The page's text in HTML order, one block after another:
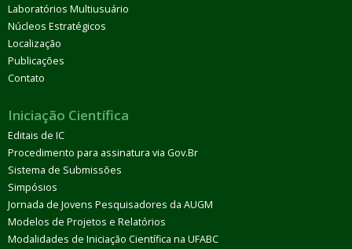
Laboratórios Multiusuário
Núcleos Estratégicos
Localização
Publicações
Contato
Iniciação Científica
Editais de IC
Procedimento para assinatura via Gov.Br
Sistema de Submissões
Simpósios
Jornada de Jovens Pesquisadores da AUGM
Modelos de Projetos e Relatórios
Modalidades de Iniciação Científica na UFABC